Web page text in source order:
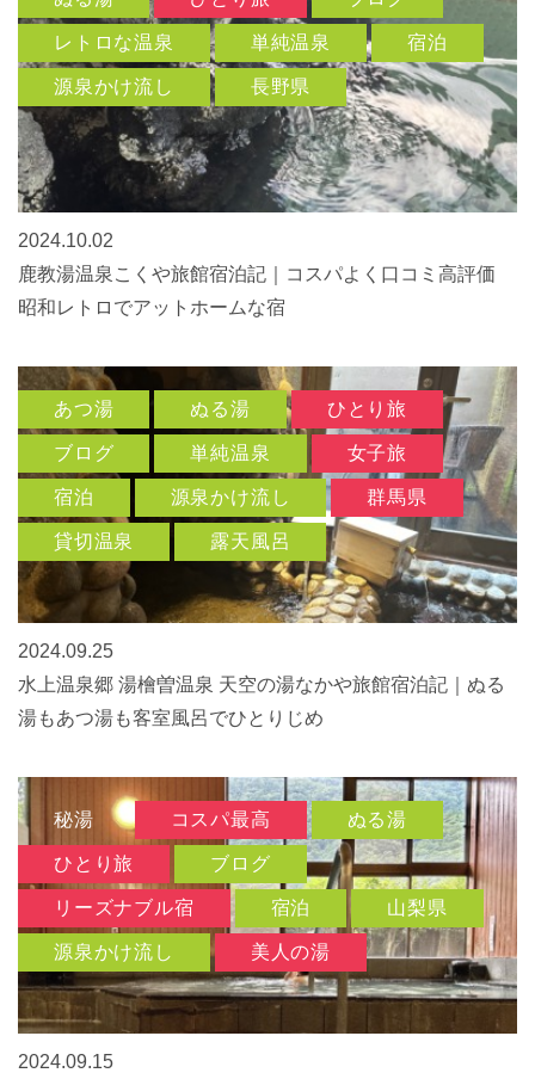
レトロな温泉 単純温泉 宿泊
源泉かけ流し 長野県
2024.10.02
鹿教湯温泉こくや旅館宿泊記｜コスパよく口コミ高評価
昭和レトロでアットホームな宿
あつ湯 ぬる湯 ひとり旅
ブログ 単純温泉 女子旅
宿泊 源泉かけ流し 群馬県
貸切温泉 露天風呂
2024.09.25
水上温泉郷 湯檜曽温泉 天空の湯なかや旅館宿泊記｜ぬる
湯もあつ湯も客室風呂でひとりじめ
秘湯 コスパ最高 ぬる湯
ひとり旅 ブログ
リーズナブル宿 宿泊 山梨県
源泉かけ流し 美人の湯
2024.09.15